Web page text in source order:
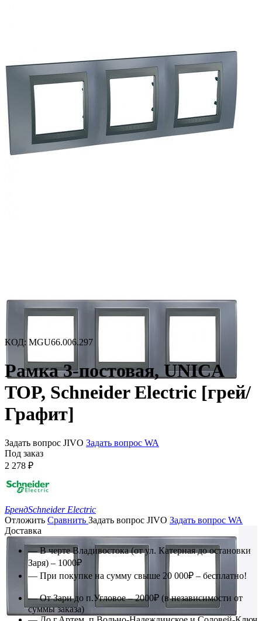
КОД: MGU66.006.297
Рамка 3-постовая, UNICA
TOP, Schneider Electric [грей/
Графит]
Задать вопрос JIVO Задать вопрос WA
Под заказ
2 278 ₽
БрендSchneider Electric
Отложить Сравнить Задать вопрос JIVO Задать вопрос WA
Доставка
— В черте Владивостока (от ул. Катерная до остановки
Заря) – 1000₽
— При покупке на сумму свыше 20 000₽ – бесплатно!
— От Зари до п.Угловое – 2000₽ (в независимости от
суммы заказа)